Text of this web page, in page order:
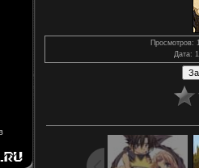
Просмотров:
Дата: